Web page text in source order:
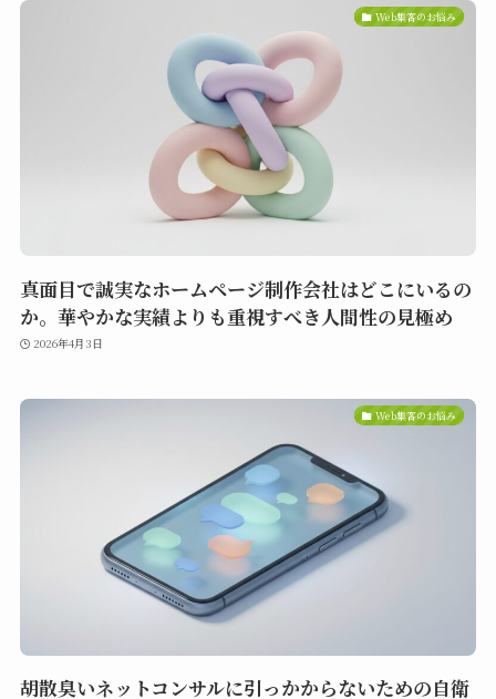
Web集客のお悩み
真面目で誠実なホームページ制作会社はどこにいるの
か。華やかな実績よりも重視すべき人間性の見極め
2026年4月3日
Web集客のお悩み
胡散臭いネットコンサルに引っかからないための自衛